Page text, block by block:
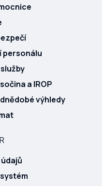
personálu
a IROP
výhledy